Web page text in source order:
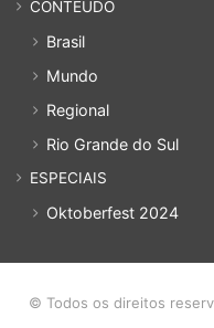
CONTEUDO
Brasil
Mundo
Regional
Rio Grande do Sul
ESPECIAIS
Oktoberfest 2024
© Todos os direitos